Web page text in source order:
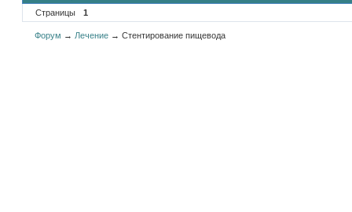
Страницы 1
Форум → Лечение →Стентирование пищевода